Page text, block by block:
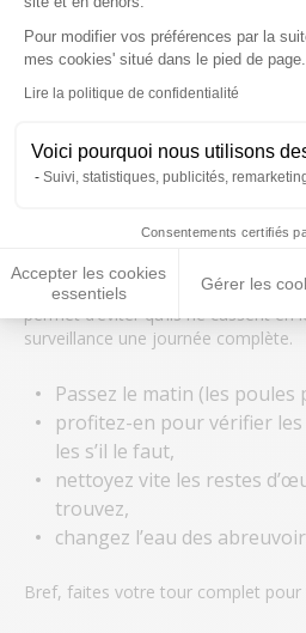
Pour modifier vos préférences par la
mes cookies' situé dans le pied de page.
Lire la politique de confidentialité
Voici pourquoi nous utilisons
Suivi, statistiques, publicités,
Consentements certifiés
Accepter les cookies
essentiels
Gérer les
Axeptio
À chaque problème ses solutions !
identifiée, il va falloir réagir et vite.
Cette fois, il s’agit d’une habitude à
passantramasser les œufs
permet d’éviter qu’ils ne cassent en
surveillance une journée complète.
Passez le matin (les
profitez-en pour vérifier
les s’il le faut,
nettoyez vite les restes
trouvez,
changez l’eau des
Bref, faites votre tour complet pour